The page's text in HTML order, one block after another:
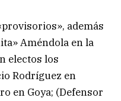
además
Améndola en la
electos los
Rodríguez en
en Goya; (Defensor